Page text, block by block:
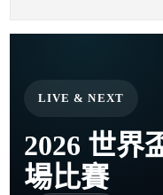
LIVE & NEXT
2026 世界
場比賽